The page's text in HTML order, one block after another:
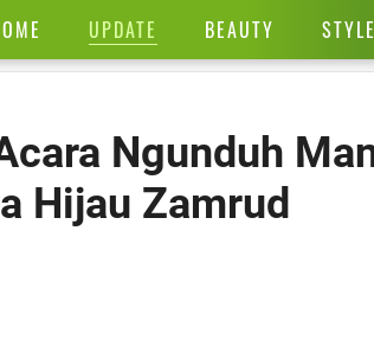
UPDATE BEAUTY STYLE
Ngunduh
Hijau Zamrud